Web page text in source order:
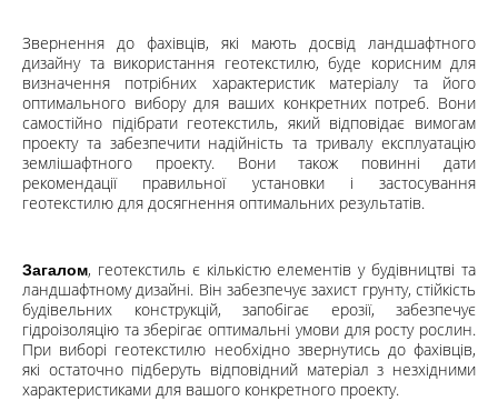
Звернення до фахівців, які мають досвід ландшафтного
дизайну та використання геотекстилю, буде корисним для
визначення потрібних характеристик матеріалу та його
оптимального вибору для ваших конкретних потреб. Вони
самостійно підібрати геотекстиль, який відповідає вимогам
проекту та забезпечити надійність та тривалу експлуатацію
землішафтного проекту. Вони також повинні дати
рекомендації правильної установки і застосування
геотекстилю для досягнення оптимальних результатів.
Загалом, геотекстиль є кількістю елементів у будівництві та
ландшафтному дизайні. Він забезпечує захист грунту, стійкість
будівельних конструкцій, запобігає ерозії, забезпечує
гідроізоляцію та зберігає оптимальні умови для росту рослин.
При виборі геотекстилю необхідно звернутись до фахівців,
які остаточно підберуть відповідний матеріал з незхідними
характеристиками для вашого конкретного проекту.